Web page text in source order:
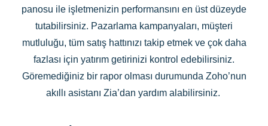
panosu ile işletmenizin performansını en üst düzeyde
tutabilirsiniz. Pazarlama kampanyaları, müşteri
mutluluğu, tüm satış hattınızı takip etmek ve çok daha
fazlası için yatırım getirinizi kontrol edebilirsiniz.
Göremediğiniz bir rapor olması durumunda Zoho’nun
akıllı asistanı Zia’dan yardım alabilirsiniz.